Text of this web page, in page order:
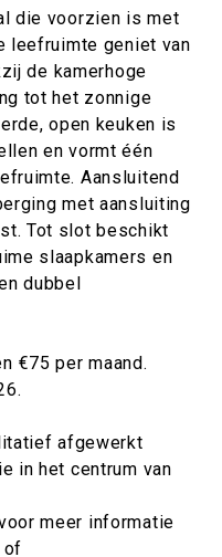
die voorzien is met
leefruimte geniet van
de kamerhoge
tot het zonnige
open keuken is
en vormt één
Aansluitend
met aansluiting
Tot slot beschikt
slaapkamers en
dubbel
€75 per maand.
afgewerkt
in het centrum van
meer informatie
of